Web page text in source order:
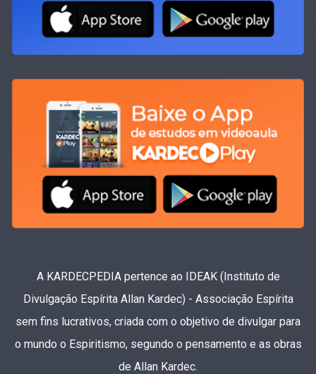
A KARDECPEDIA pertence ao IDEAK (Instituto de
Divulgação Espírita Allan Kardec) - Associação Espírita
sem fins lucrativos, criada com o objetivo de divulgar para
o mundo o Espiritismo, segundo o pensamento e as obras
de Allan Kardec.